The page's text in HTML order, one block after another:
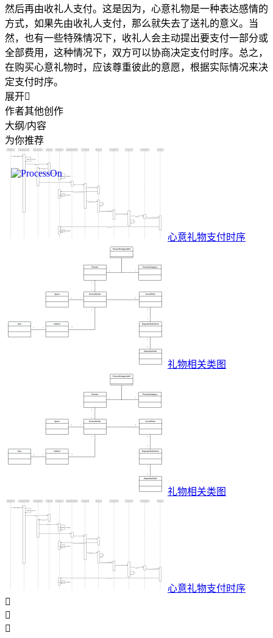
然后再由收礼人支付。这是因为，心意礼物是一种表达感情的
方式，如果先由收礼人支付，那么就失去了送礼的意义。当
然，也有一些特殊情况下，收礼人会主动提出要支付一部分或
全部费用，这种情况下，双方可以协商决定支付时序。总之，
在购买心意礼物时，应该尊重彼此的意愿，根据实际情况来决
定支付时序。
展开
作者其他创作
大纲/内容
为你推荐
心意礼物支付时序
礼物相关类图
礼物相关类图
心意礼物支付时序


